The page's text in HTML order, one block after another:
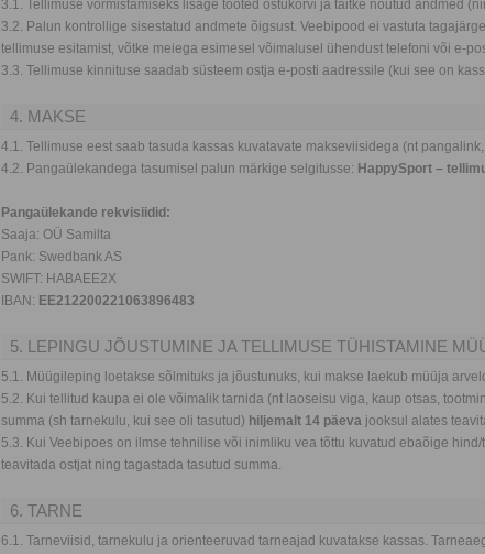
3.1. Tellimuse vormistamiseks lisage tooted ostukorvi ja täitke nõutud andmed
3.2. Palun kontrollige sisestatud andmete õigsust. Veebipood ei vastuta
tellimuse esitamist, võtke meiega esimesel võimalusel ühendust telefoni või e-
3.3. Tellimuse kinnituse saadab süsteem ostja e-posti aadressile (kui see on
4. MAKSE
4.1. Tellimuse eest saab tasuda kassas kuvatavate makseviisidega (nt
4.2. Pangaülekandega tasumisel palun märkige selgitusse: HappySport –
Pangaülekande rekvisiidid:
Saaja: OÜ Samilta
Pank: Swedbank AS
SWIFT: HABAEE2X
IBAN: EE212200221063896483
5. LEPINGU JÕUSTUMINE JA TELLIMUSE TÜHISTAMINE
5.1. Müügileping loetakse sõlmituks ja jõustunuks, kui makse laekub müüja
5.2. Kui tellitud kaupa ei ole võimalik tarnida (nt laoseisu viga, kaup otsas,
summa (sh tarnekulu, kui see oli tasutud) hiljemalt 14 päeva jooksul alates
5.3. Kui Veebipoes on ilmse tehnilise või inimliku vea tõttu kuvatud ebaõige
teavitada ostjat ning tagastada tasutud summa.
6. TARNE
6.1. Tarneviisid, tarnekulu ja orienteeruvad tarneajad kuvatakse kassas.